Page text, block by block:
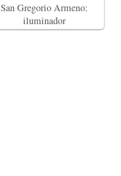
San Gregorio Armeno:
iluminador